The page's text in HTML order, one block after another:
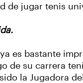
de jugar tenis
es bastante
de su carrera
la Jugadora